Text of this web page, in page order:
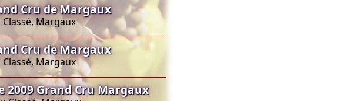
Cru de Margaux
Margaux
Cru de Margaux
Margaux
Grand Cru Margaux